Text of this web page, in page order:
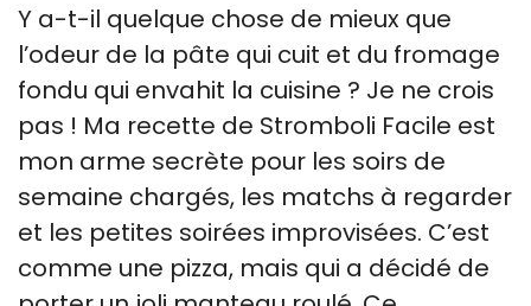
Y a-t-il quelque chose de mieux que
l’odeur de la pâte qui cuit et du fromage
fondu qui envahit la cuisine ? Je ne crois
pas ! Ma recette de Stromboli Facile est
mon arme secrète pour les soirs de
semaine chargés, les matchs à regarder
et les petites soirées improvisées. C’est
comme une pizza, mais qui a décidé de